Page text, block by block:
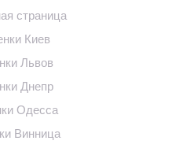
страница
Киев
Львов
Днепр
Одесса
Винница